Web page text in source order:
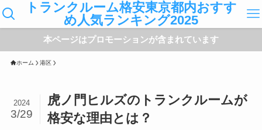
トランクルーム格安東京都内おすす
め人気ランキング2025
本ページはプロモーションが含まれています
ホーム 港区
虎ノ門ヒルズのトランクルームが
格安な理由とは？
2024
3/29